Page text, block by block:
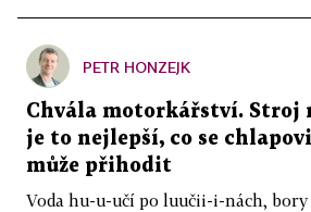
PETR HONZEJK
Chvála motorkářství. Stroj
je to nejlepší, co se
může přihodit
Voda hu-u-učí po luučii-i-nách,